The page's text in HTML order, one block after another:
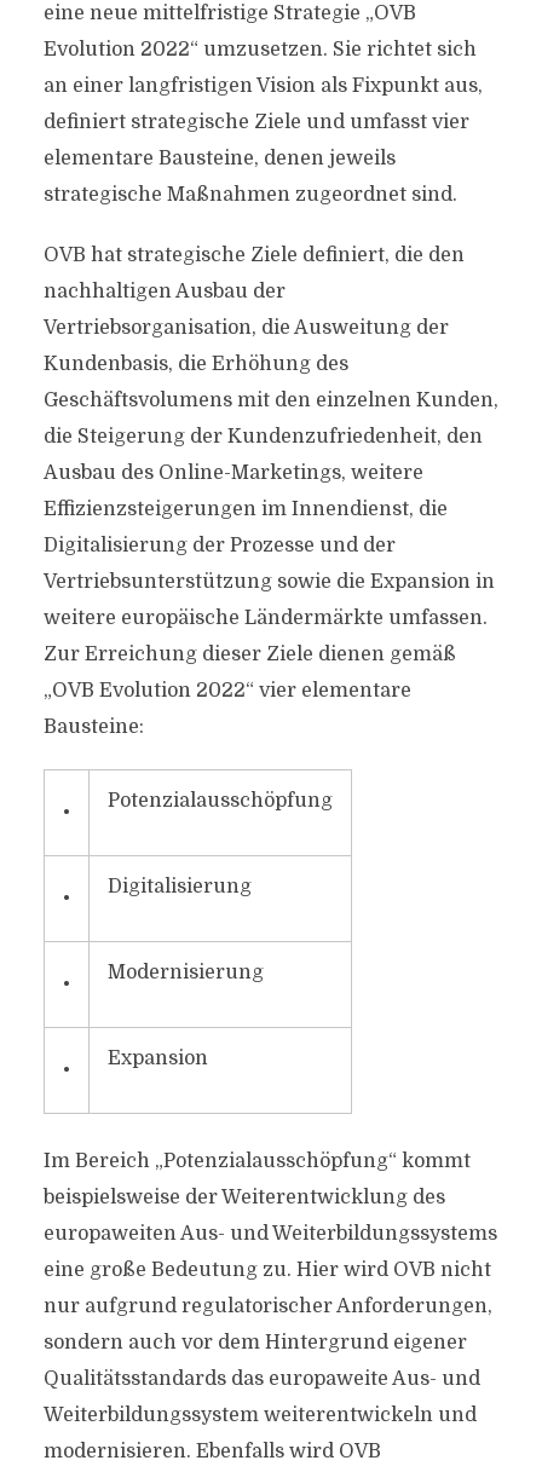
eine neue mittelfristige Strategie „OVB
Evolution 2022“ umzusetzen. Sie richtet sich
an einer langfristigen Vision als Fixpunkt aus,
definiert strategische Ziele und umfasst vier
elementare Bausteine, denen jeweils
strategische Maßnahmen zugeordnet sind.
OVB hat strategische Ziele definiert, die den
nachhaltigen Ausbau der
Vertriebsorganisation, die Ausweitung der
Kundenbasis, die Erhöhung des
Geschäftsvolumens mit den einzelnen Kunden,
die Steigerung der Kundenzufriedenheit, den
Ausbau des Online-Marketings, weitere
Effizienzsteigerungen im Innendienst, die
Digitalisierung der Prozesse und der
Vertriebsunterstützung sowie die Expansion in
weitere europäische Ländermärkte umfassen.
Zur Erreichung dieser Ziele dienen gemäß
„OVB Evolution 2022“ vier elementare
Bausteine:
•
Potenzialausschöpfung
•
Digitalisierung
•
Modernisierung
•
Expansion
Im Bereich „Potenzialausschöpfung“ kommt
beispielsweise der Weiterentwicklung des
europaweiten Aus- und Weiterbildungssystems
eine große Bedeutung zu. Hier wird OVB nicht
nur aufgrund regulatorischer Anforderungen,
sondern auch vor dem Hintergrund eigener
Qualitätsstandards das europaweite Aus- und
Weiterbildungssystem weiterentwickeln und
modernisieren. Ebenfalls wird OVB